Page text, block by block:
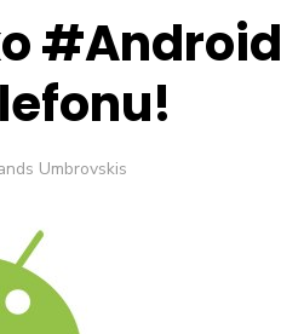
#Android
Umbrovskis